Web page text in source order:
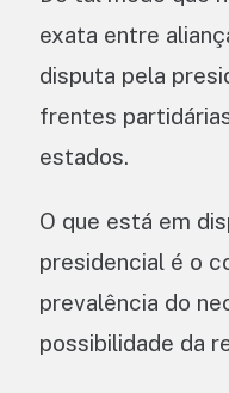
exata entre
disputa pela
frentes
estados.
O que está em
presidencial é o
prevalência do
possibilidade da